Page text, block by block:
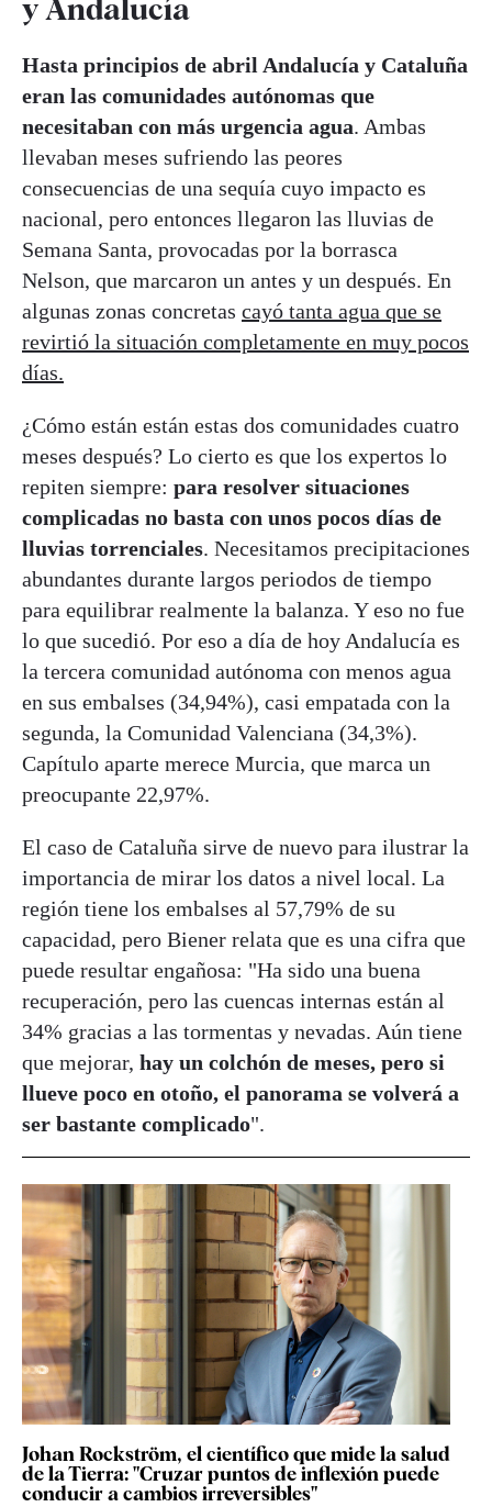
y Andalucía
Hasta principios de abril Andalucía y Cataluña
eran las comunidades autónomas que
necesitaban con más urgencia agua. Ambas
llevaban meses sufriendo las peores
consecuencias de una sequía cuyo impacto es
nacional, pero entonces llegaron las lluvias de
Semana Santa, provocadas por la borrasca
Nelson, que marcaron un antes y un después. En
algunas zonas concretas cayó tanta agua que se
revirtió la situación completamente en muy pocos
días.
¿Cómo están están estas dos comunidades cuatro
meses después? Lo cierto es que los expertos lo
repiten siempre: para resolver situaciones
complicadas no basta con unos pocos días de
lluvias torrenciales. Necesitamos precipitaciones
abundantes durante largos periodos de tiempo
para equilibrar realmente la balanza. Y eso no fue
lo que sucedió. Por eso a día de hoy Andalucía es
la tercera comunidad autónoma con menos agua
en sus embalses (34,94%), casi empatada con la
segunda, la Comunidad Valenciana (34,3%).
Capítulo aparte merece Murcia, que marca un
preocupante 22,97%.
El caso de Cataluña sirve de nuevo para ilustrar la
importancia de mirar los datos a nivel local. La
región tiene los embalses al 57,79% de su
capacidad, pero Biener relata que es una cifra que
puede resultar engañosa: "Ha sido una buena
recuperación, pero las cuencas internas están al
34% gracias a las tormentas y nevadas. Aún tiene
que mejorar, hay un colchón de meses, pero si
llueve poco en otoño, el panorama se volverá a
ser bastante complicado".
Johan Rockström, el científico que mide la salud
de la Tierra: "Cruzar puntos de inflexión puede
conducir a cambios irreversibles"